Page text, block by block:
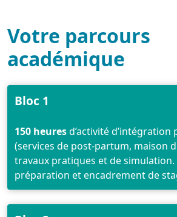
Votre parcours
académique
Bloc 1
150 heuresd’activité
(services de post-partum, maison
travaux pratiques et de
préparation et encadrement de